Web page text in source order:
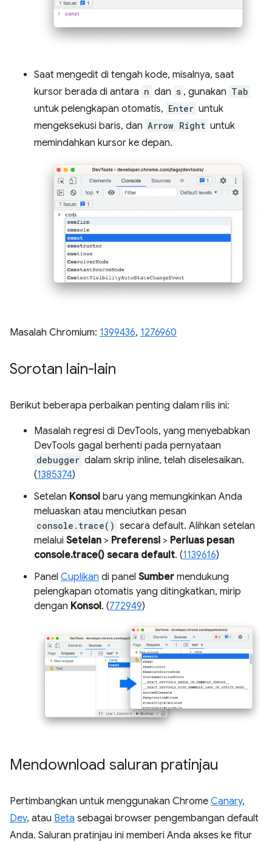
Saat mengedit di tengah kode, misalnya, saat
kursor berada di antara n dan s , gunakan Tab
untuk pelengkapan otomatis, Enter untuk
mengeksekusi baris, dan Arrow Right untuk
memindahkan kursor ke depan.
Masalah Chromium: 1399436, 1276960
Sorotan lain-lain
Berikut beberapa perbaikan penting dalam rilis ini:
Masalah regresi di DevTools, yang menyebabkan
DevTools gagal berhenti pada pernyataan
debugger dalam skrip inline, telah diselesaikan.
(1385374)
Setelan Konsol baru yang memungkinkan Anda
meluaskan atau menciutkan pesan
console.trace() secara default. Alihkan setelan
melalui Setelan > Preferensi > Perluas pesan
console.trace() secara default. (1139616)
Panel Cuplikan di panel Sumber mendukung
pelengkapan otomatis yang ditingkatkan, mirip
dengan Konsol. (772949)
Mendownload saluran pratinjau
Pertimbangkan untuk menggunakan Chrome Canary,
Dev, atau Beta sebagai browser pengembangan default
Anda. Saluran pratinjau ini memberi Anda akses ke fitur